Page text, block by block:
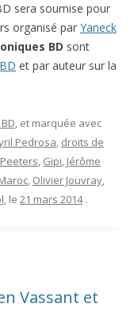
sera soumise pour
organisé par Yaneck
BD sont
et par auteur sur la
, et marquée avec
Pedrosa, droits de
, Gipi, Jérôme
, Olivier Jouvray,
, le 21 mars 2014 .
Vassant et